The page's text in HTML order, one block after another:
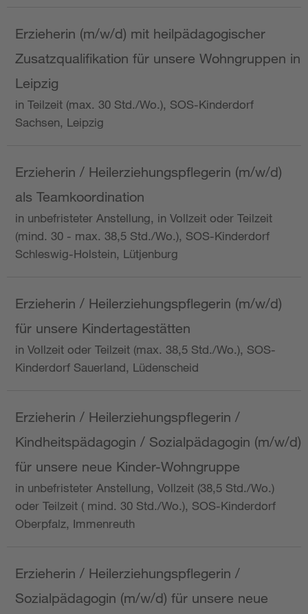
Erzieherin (m/w/d) mit heilpädagogischer
Zusatzqualifikation für unsere Wohngruppen in
Leipzig
in Teilzeit (max. 30 Std./Wo.), SOS-Kinderdorf
Sachsen, Leipzig
Erzieherin / Heilerziehungspflegerin (m/w/d)
als Teamkoordination
in unbefristeter Anstellung, in Vollzeit oder Teilzeit
(mind. 30 - max. 38,5 Std./Wo.), SOS-Kinderdorf
Schleswig-Holstein, Lütjenburg
Erzieherin / Heilerziehungspflegerin (m/w/d)
für unsere Kindertagestätten
in Vollzeit oder Teilzeit (max. 38,5 Std./Wo.), SOS-
Kinderdorf Sauerland, Lüdenscheid
Erzieherin / Heilerziehungspflegerin /
Kindheitspädagogin / Sozialpädagogin (m/w/d)
für unsere neue Kinder-Wohngruppe
in unbefristeter Anstellung, Vollzeit (38,5 Std./Wo.)
oder Teilzeit ( mind. 30 Std./Wo.), SOS-Kinderdorf
Oberpfalz, Immenreuth
Erzieherin / Heilerziehungspflegerin /
Sozialpädagogin (m/w/d) für unsere neue